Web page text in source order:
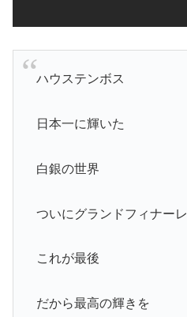
ハウステンボス
日本一に輝いた
白銀の世界
ついにグランドフィナーレ
これが最後
だから最高の輝きを